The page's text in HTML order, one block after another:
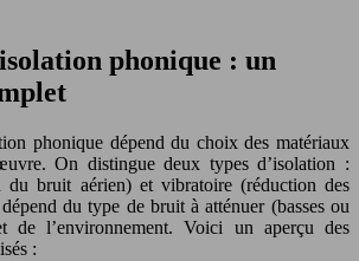
phonique : un
phonique dépend du choix des matériaux
On distingue deux types d’isolation :
du bruit aérien) et vibratoire (réduction des
du type de bruit à atténuer (basses ou
de l’environnement. Voici un aperçu des
: